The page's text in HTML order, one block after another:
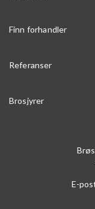
Finn forhandler
Referanser
Brosjyrer
E-